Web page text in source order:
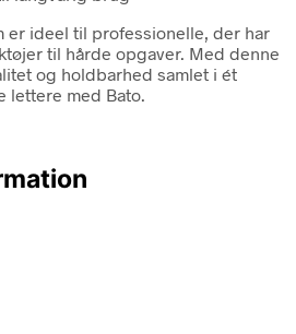
er ideel til professionelle, der har
til hårde opgaver. Med denne
og holdbarhed samlet i ét
lettere med Bato.